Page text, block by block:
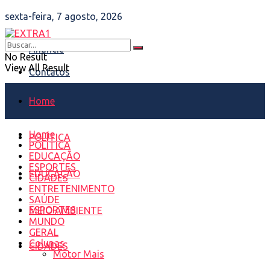
sexta-feira, 7 agosto, 2026
Anuncie
Contatos
No Result
View All Result
Home
POLÍTICA
EDUCAÇÃO
ESPORTES
CIDADES
Home
POLÍTICA
EDUCAÇÃO
ESPORTES
CIDADES
ENTRETENIMENTO
SAÚDE
MEIO AMBIENTE
MUNDO
GERAL
Colunas
Motor Mais